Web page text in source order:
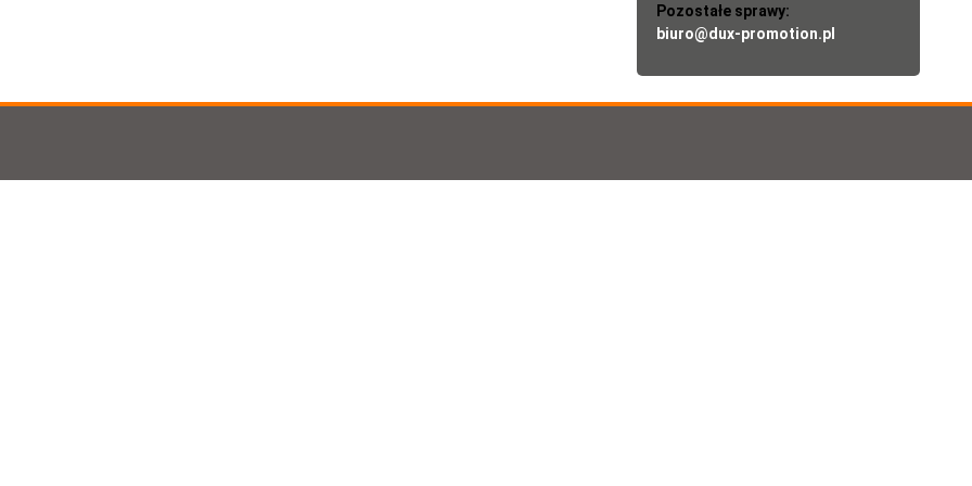
Pozostałe sprawy:
biuro@dux-promotion.pl